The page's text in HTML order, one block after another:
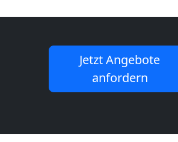
Jetzt Angebote
anfordern